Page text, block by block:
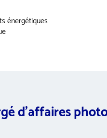
énergétiques
d’affaires